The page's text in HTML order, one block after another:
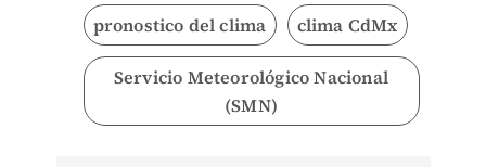
pronostico del clima clima CdMx
Servicio Meteorológico Nacional
(SMN)